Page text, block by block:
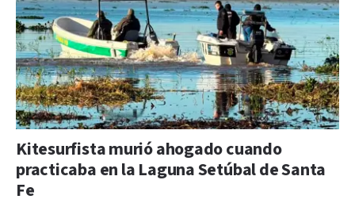
Kitesurfista murió ahogado cuando
practicaba en la Laguna Setúbal de Santa
Fe